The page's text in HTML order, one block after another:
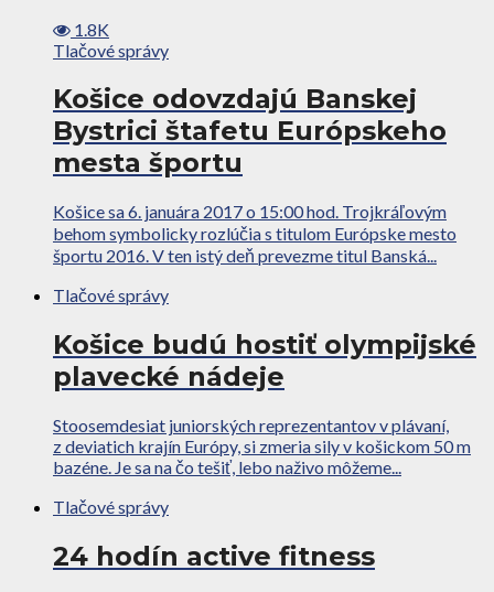
1.8K
Tlačové správy
Košice odovzdajú Banskej
Bystrici štafetu Európskeho
mesta športu
Košice sa 6. januára 2017 o 15:00 hod. Trojkráľovým
behom symbolicky rozlúčia s titulom Európske mesto
športu 2016. V ten istý deň prevezme titul Banská...
Tlačové správy
Košice budú hostiť olympijské
plavecké nádeje
Stoosemdesiat juniorských reprezentantov v plávaní,
z deviatich krajín Európy, si zmeria sily v košickom 50 m
bazéne. Je sa na čo tešiť, lebo naživo môžeme...
Tlačové správy
24 hodín active fitness